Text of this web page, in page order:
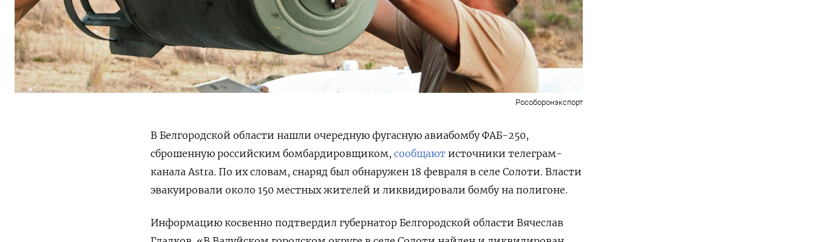
Рособоронэкспорт
В Белгородской области нашли очередную фугасную авиабомбу ФАБ-250,
сброшенную российским бомбардировщиком, сообщают источники телеграм-
канала Astra. По их словам, снаряд был обнаружен 18 февраля в селе Солоти. Власти
эвакуировали около 150 местных жителей и ликвидировали бомбу на полигоне.
Информацию косвенно подтвердил губернатор Белгородской области Вячеслав